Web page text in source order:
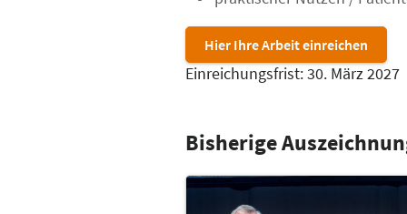
Hier Ihre Arbeit einreichen
Einreichungsfrist: 30. März 2027
Bisherige